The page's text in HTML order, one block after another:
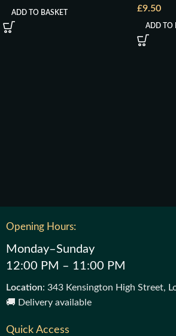
ADD TO BASKET £9.50
ADD TO
Opening Hours:
Monday–Sunday
12:00 PM – 11:00 PM
Location: 343 Kensington High Street,
🚚 Delivery available
Quick Access